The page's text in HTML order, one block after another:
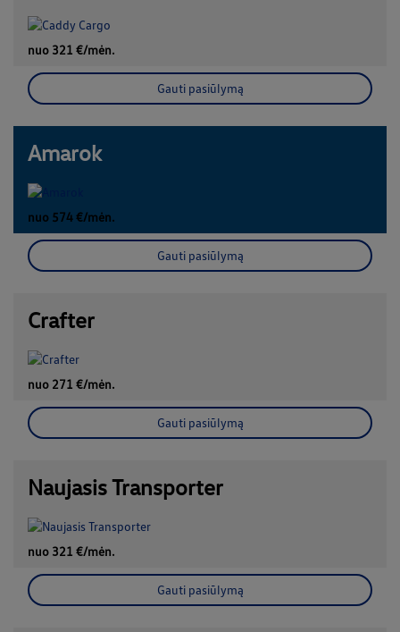
nuo 321 €/mėn.
Gauti pasiūlymą
Amarok
nuo 574 €/mėn.
Gauti pasiūlymą
Crafter
nuo 271 €/mėn.
Gauti pasiūlymą
Naujasis Transporter
nuo 321 €/mėn.
Gauti pasiūlymą